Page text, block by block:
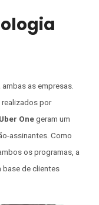
ambas as empresas.
realizados por
Uber Onegeram um
assinantes. Como
os programas, a
base de clientes